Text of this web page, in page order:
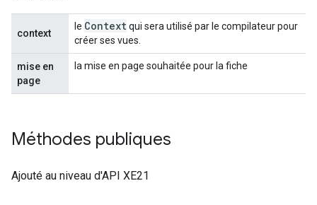
context
le Contextqui sera utilisé par le compilateur pour
créer ses vues.
mise en
page
la mise en page souhaitée pour la fiche
Méthodes publiques
Ajouté au niveau d'API XE21